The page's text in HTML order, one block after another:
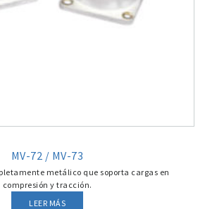
MV-72 / MV-73
metálico que soporta cargas en
compresión y tracción.
LEER MÁS